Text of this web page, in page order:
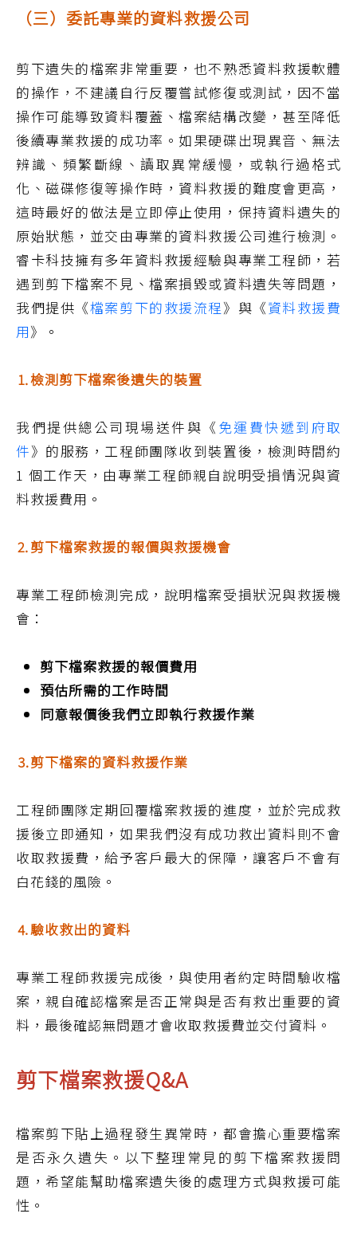
（三）委託專業的資料救援公司
剪下遺失的檔案非常重要，也不熟悉資料救援軟體
的操作，不建議自行反覆嘗試修復或測試，因不當
操作可能導致資料覆蓋、檔案結構改變，甚至降低
後續專業救援的成功率。如果硬碟出現異音、無法
辨識、頻繁斷線、讀取異常緩慢，或執行過格式
化、磁碟修復等操作時，資料救援的難度會更高，
這時最好的做法是立即停止使用，保持資料遺失的
原始狀態，並交由專業的資料救援公司進行檢測。
睿卡科技擁有多年資料救援經驗與專業工程師，若
遇到剪下檔案不見、檔案損毀或資料遺失等問題，
我們提供《檔案剪下的救援流程》與《資料救援費
用》。
⒈檢測剪下檔案後遺失的裝置
我們提供總公司現場送件與《 免運費快遞到府取
件》的服務，工程師團隊收到裝置後，檢測時間約
1 個工作天，由專業工程師親自說明受損情況與資
料救援費用。
⒉剪下檔案救援的報價與救援機會
專業工程師檢測完成，說明檔案受損狀況與救援機
會：
剪下檔案救援的報價費用
預估所需的工作時間
同意報價後我們立即執行救援作業
⒊剪下檔案的資料救援作業
工程師團隊定期回覆檔案救援的進度，並於完成救
援後立即通知，如果我們沒有成功救出資料則不會
收取救援費，給予客戶最大的保障，讓客戶不會有
白花錢的風險。
⒋驗收救出的資料
專業工程師救援完成後，與使用者約定時間驗收檔
案，親自確認檔案是否正常與是否有救出重要的資
料，最後確認無問題才會收取救援費並交付資料。
剪下檔案救援Q&A
檔案剪下貼上過程發生異常時，都會擔心重要檔案
是否永久遺失。以下整理常見的剪下檔案救援問
題，希望能幫助檔案遺失後的處理方式與救援可能
性。